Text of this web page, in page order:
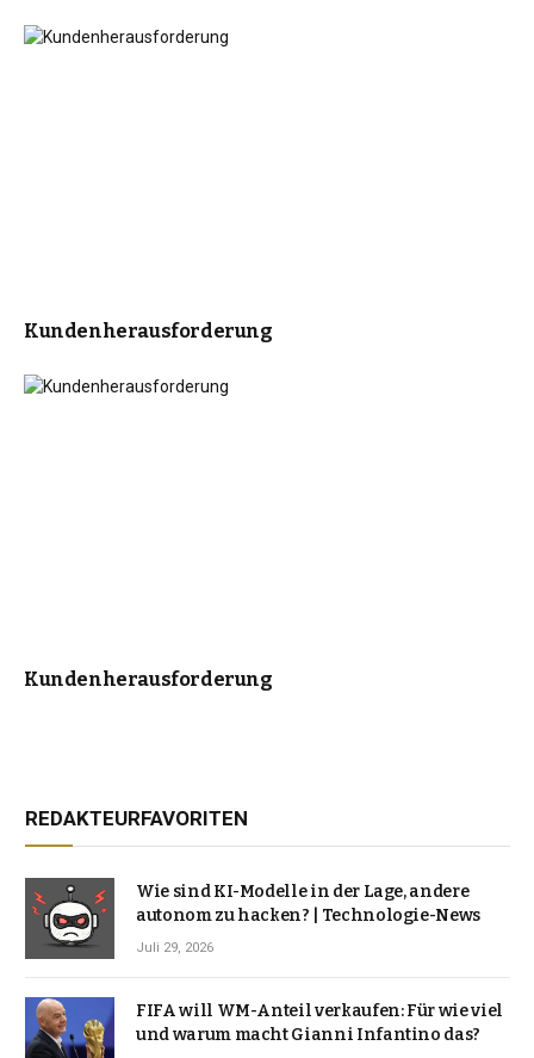
Kundenherausforderung
Kundenherausforderung
REDAKTEURFAVORITEN
Wie sind KI-Modelle in der Lage, andere
autonom zu hacken? | Technologie-News
Juli 29, 2026
FIFA will WM-Anteil verkaufen: Für wie viel
und warum macht Gianni Infantino das?